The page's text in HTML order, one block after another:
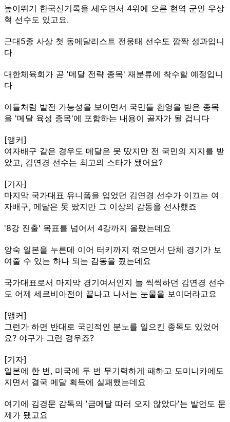
높이뛰기 한국신기록을 세우면서 4위에 오른 현역 군인 우상
혁 선수도 있고요.
근대5종 사상 첫 동메달리스트 전웅태 선수도 깜짝 성과입니
다
대한체육회가 곧 '메달 전략 종목' 재분류에 착수할 예정입니
다
이들처럼 발전 가능성을 보이면서 국민들 환영을 받은 종목
을 '메달 육성 종목'에 포함하는 내용이 골자가 될 겁니다
[앵커]
여자배구 같은 경우도 메달은 못 땄지만 전 국민의 지지를 받
았고, 김연경 선수는 최고의 스타가 됐어요?
[기자]
마지막 국가대표 유니폼을 입었던 김연경 선수가 이끄는 여
자배구, 메달은 못 땄지만 그 이상의 감동을 선사했죠
'8강 진출' 목표를 넘어서 4강까지 올랐는데요
앙숙 일본을 누른데 이어 터키까지 꺾으면서 단체 경기가 보
여줄 수 있는 하나 되는 감동을 줬는데요
국가대표로서 마지막 경기여서인지 늘 씩씩하던 김연경 선수
도 어제 세르비아전이 끝나고 나서는 눈물을 보이더라고요
[앵커]
그런가 하면 반대로 국민적인 분노를 일으킨 종목도 있었어
요? 야구가 그런 경우죠?
[기자]
일본에 한 번, 미국에 두 번 무기력하게 패하고 도미니카에도
지면서 결국 메달 획득에 실패했는데요
여기에 김경문 감독의 '금메달 따러 오지 않았다'는 발언도 문
제가 됐고요